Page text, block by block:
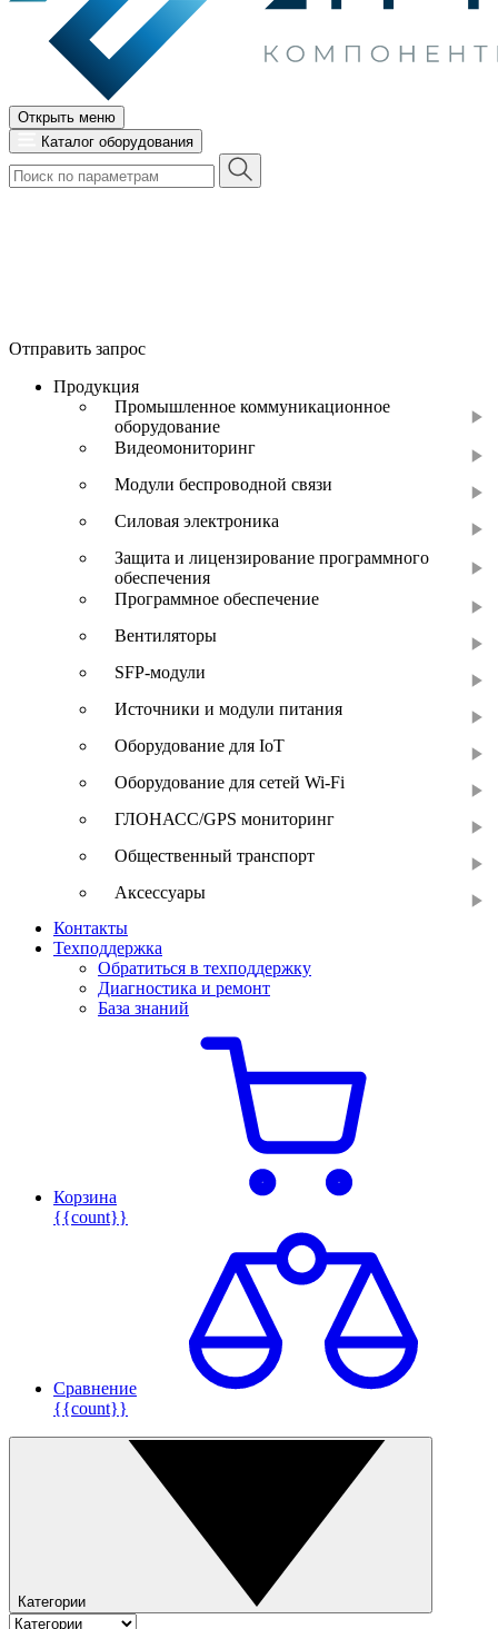
Открыть меню
Каталог оборудования
Отправить запрос
Продукция
Промышленное коммуникационное
оборудование
Видеомониторинг
Модули беспроводной связи
Силовая электроника
Защита и лицензирование программного
обеспечения
Программное обеспечение
Вентиляторы
SFP-модули
Источники и модули питания
Оборудование для IoT
Оборудование для сетей Wi-Fi
ГЛОНАСС/GPS мониторинг
Общественный транспорт
Аксессуары
Контакты
Техподдержка
Обратиться в техподдержку
Диагностика и ремонт
База знаний
Корзина
{{count}}
Сравнение
{{count}}
Категории